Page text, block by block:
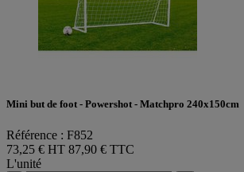
Mini but de foot - Powershot - Matchpro 240x150cm
Référence : F852
73,25 € HT 87,90 € TTC
L'unité